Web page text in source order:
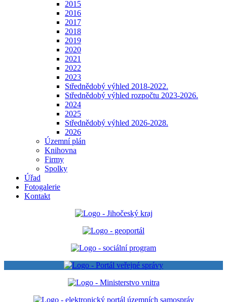
2015
2016
2017
2018
2019
2020
2021
2022
2023
Střednědobý výhled 2018-2022.
Střednědobý výhled rozpočtu 2023-2026.
2024
2025
Střednědobý výhled 2026-2028.
2026
Územní plán
Knihovna
Firmy
Spolky
Úřad
Fotogalerie
Kontakt